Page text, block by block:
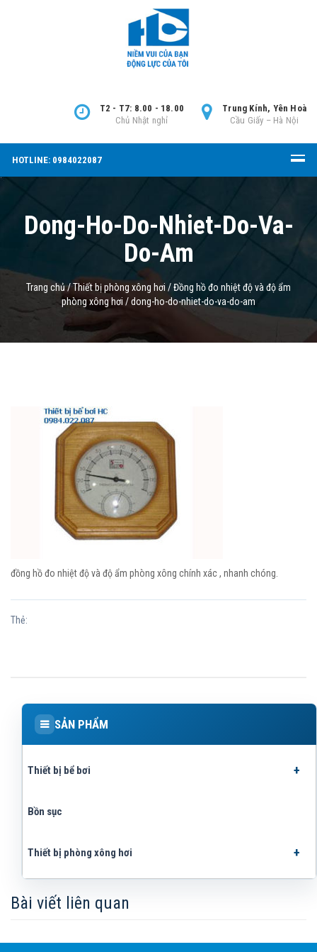
Trung Kính, Yên Hoà
Cầu Giấy – Hà Nội
T2 - T7: 8.00 - 18.00
Chủ Nhật nghỉ
HOTLINE: 0984022087
Dong-Ho-Do-Nhiet-Do-Va-
Do-Am
Trang chủ/Thiết bị phòng xông hơi /Đồng hồ đo nhiệt độ và độ ẩm
phòng xông hơi /dong-ho-do-nhiet-do-va-do-am
đồng hồ đo nhiệt độ và độ ẩm phòng xông chính xác , nhanh chóng.
Thẻ:
SẢN PHẨM
Thiết bị bể bơi
Bồn sục
Thiết bị phòng xông hơi
Bài viết liên quan